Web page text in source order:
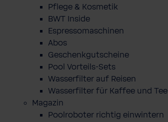
Pflege & Kosmetik
BWT Inside
Espressomaschinen
Abos
Geschenkgutscheine
Pool Vorteils-Sets
Wasserfilter auf Reisen
Wasserfilter für Kaffee und Tee
Magazin
Poolroboter richtig einwintern